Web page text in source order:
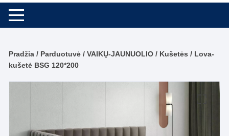
Pradžia / Parduotuvė /VAIKŲ-JAUNUOLIO / Kušetės / Lova-
kušetė BSG 120*200